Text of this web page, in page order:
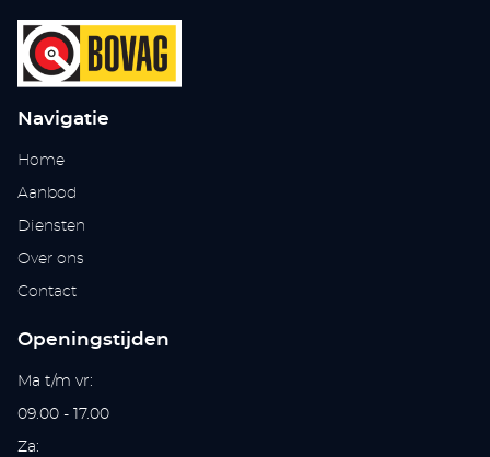
Navigatie
Home
Aanbod
Diensten
Over ons
Contact
Openingstijden
Ma t/m vr:
09.00 - 17.00
Za: